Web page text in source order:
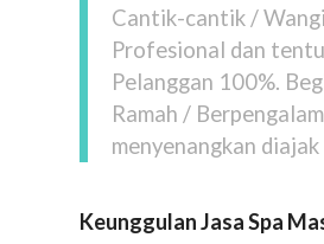
Cantik-cantik /
Profesional dan
Pelanggan 100%.
Ramah /
menyenangkan
Keunggulan Jasa Spa